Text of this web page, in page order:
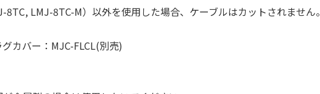
LMJ-8TC-M）以外を使用した場合、ケーブルはカットされません。
カバー：MJC-FLCL(別売)